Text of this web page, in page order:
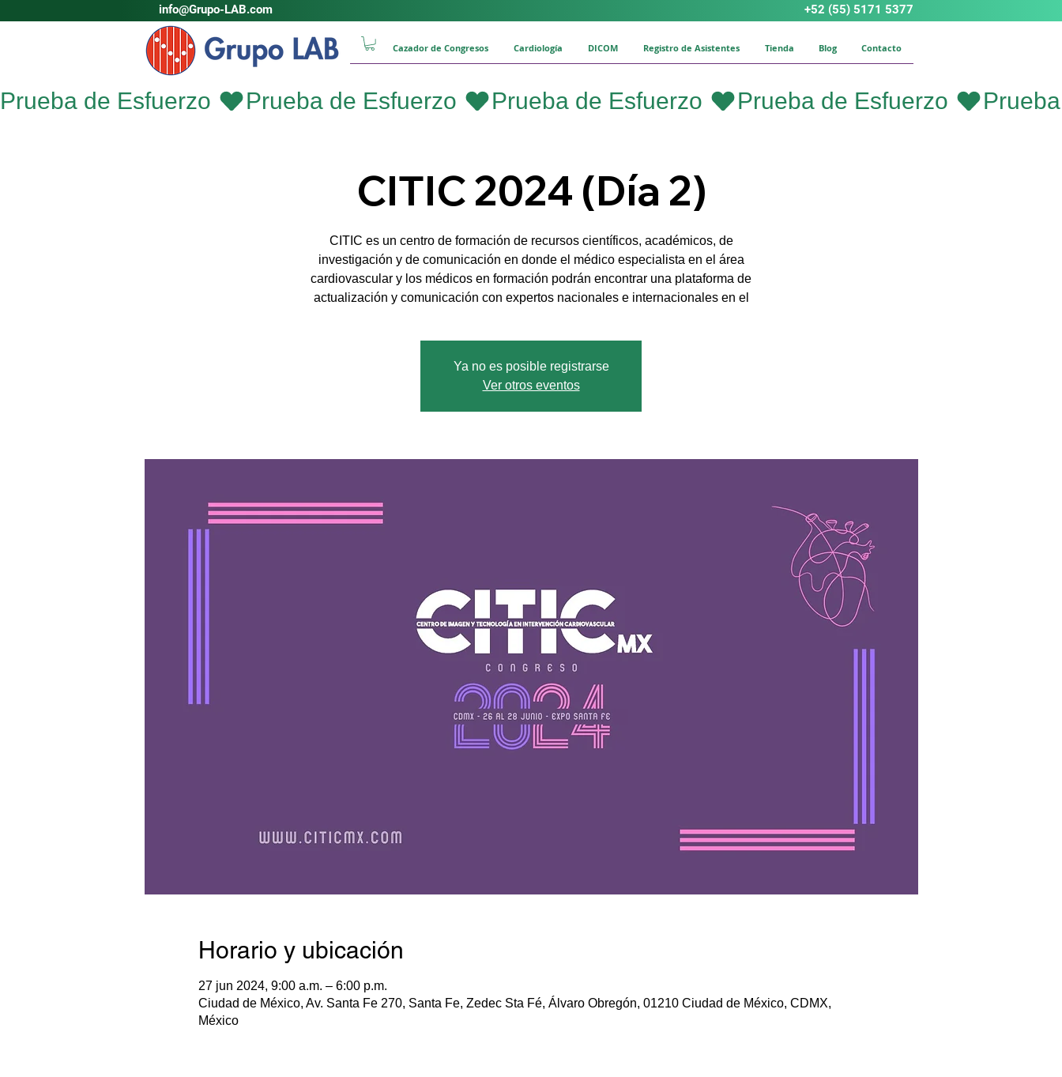
info@Grupo-LAB.com +52 (55) 5171 5377
Cazador de Congresos Cardiología DICOM Registro de Asistentes Tienda Blog Contacto
Prueba de Esfuerzo
CITIC 2024 (Día 2)
CITIC es un centro de formación de recursos científicos, académicos, de
investigación y de comunicación en donde el médico especialista en el área
cardiovascular y los médicos en formación podrán encontrar una plataforma de
actualización y comunicación con expertos nacionales e internacionales en el
Ya no es posible registrarse
Ver otros eventos
Horario y ubicación
27 jun 2024, 9:00 a.m. – 6:00 p.m.
Ciudad de México, Av. Santa Fe 270, Santa Fe, Zedec Sta Fé, Álvaro Obregón, 01210 Ciudad de México, CDMX,
México